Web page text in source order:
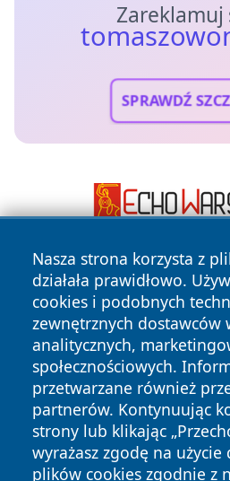
Zareklamuj
SPRAWDŹ
Nasza strona korzysta z
działała prawidłowo.
cookies i podobnych
zewnętrznych dostawców
analitycznych,
społecznościowych.
przetwarzane również
partnerów. Kontynuując
strony lub klikając
wyrażasz zgodę na
plików cookies zgodnie z
Copyright © 2026
zastrzeżone.
News Autorzy
Polityka
Prywatności